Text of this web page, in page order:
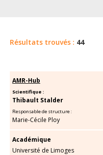
Résultats trouvés : 44
AMR-Hub
Scientifique :
Thibault Stalder
Responsable de structure :
Marie-Cécile Ploy
Académique
Université de Limoges